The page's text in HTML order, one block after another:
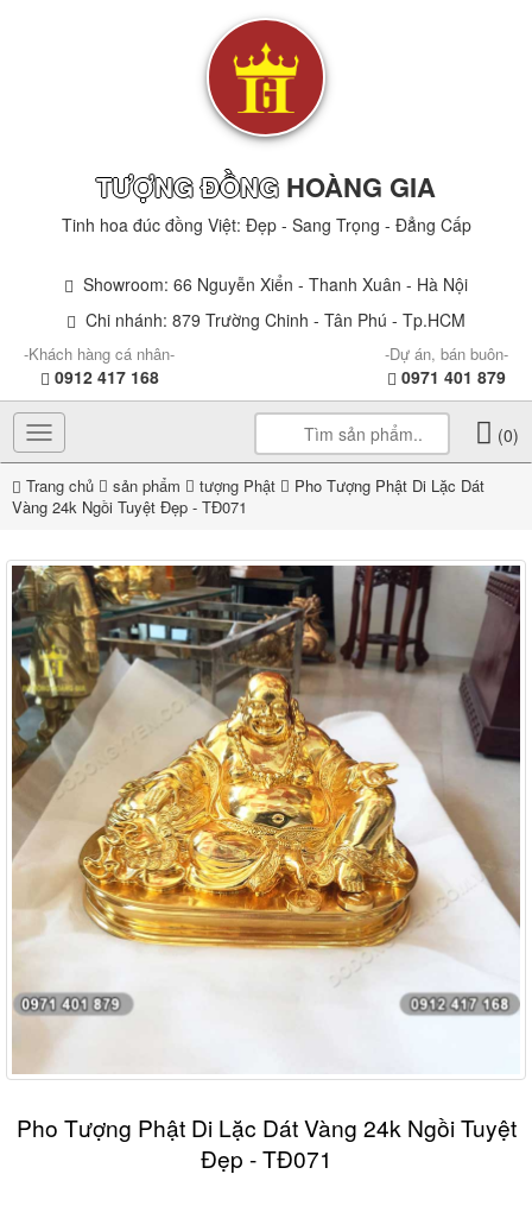
TƯỢNG ĐỒNG HOÀNG GIA
Tinh hoa đúc đồng Việt: Đẹp - Sang Trọng - Đẳng Cấp
Showroom: 66 Nguyễn Xiển - Thanh Xuân - Hà Nội
Chi nhánh: 879 Trường Chinh - Tân Phú - Tp.HCM
-Khách hàng cá nhân-
0912 417 168
-Dự án, bán buôn-
0971 401 879
Toggle
navigation
(0)
Trang chủ sản phẩm tượng Phật
Pho Tượng Phật Di Lặc Dát
Vàng 24k Ngồi Tuyệt Đẹp - TĐ071
Pho Tượng Phật Di Lặc Dát Vàng 24k Ngồi Tuyệt
Đẹp - TĐ071